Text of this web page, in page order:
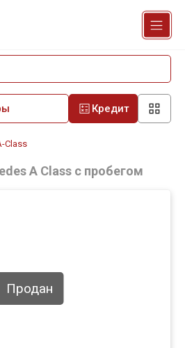
Кредит
Class
A Class с пробегом
Продан